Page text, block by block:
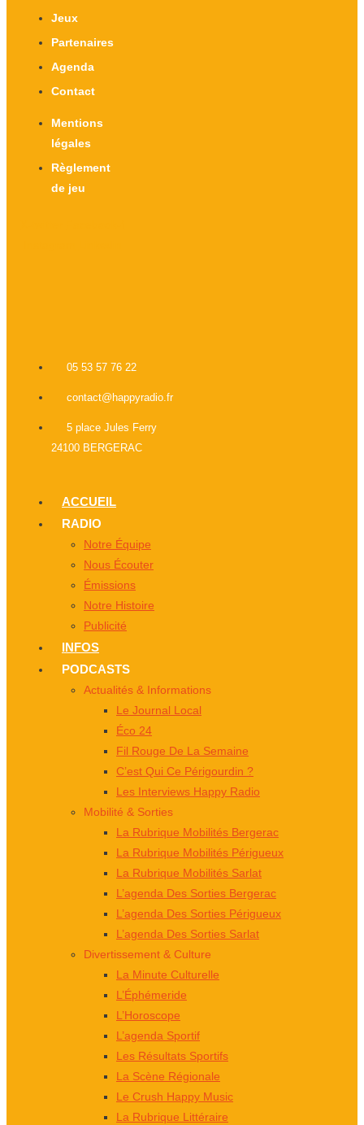
Jeux
Partenaires
Agenda
Contact
Mentions
légales
Règlement
de jeu
05 53 57 76 22
contact@happyradio.fr
5 place Jules Ferry
24100 BERGERAC
ACCUEIL
RADIO
Notre Équipe
Nous Écouter
Émissions
Notre Histoire
Publicité
INFOS
PODCASTS
Actualités & Informations
Le Journal Local
Éco 24
Fil Rouge De La Semaine
C’est Qui Ce Périgourdin ?
Les Interviews Happy Radio
Mobilité & Sorties
La Rubrique Mobilités Bergerac
La Rubrique Mobilités Périgueux
La Rubrique Mobilités Sarlat
L’agenda Des Sorties Bergerac
L’agenda Des Sorties Périgueux
L’agenda Des Sorties Sarlat
Divertissement & Culture
La Minute Culturelle
L’Éphémeride
L’Horoscope
L’agenda Sportif
Les Résultats Sportifs
La Scène Régionale
Le Crush Happy Music
La Rubrique Littéraire